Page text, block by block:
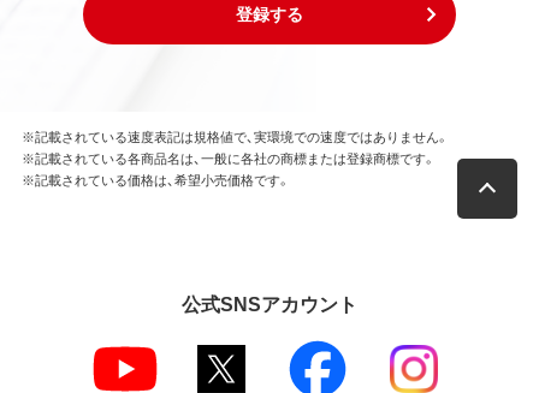
登録する
※記載されている速度表記は規格値で、実環境での速度ではありません。
※記載されている各商品名は、一般に各社の商標または登録商標です。
※記載されている価格は、希望小売価格です。
公式SNSアカウント